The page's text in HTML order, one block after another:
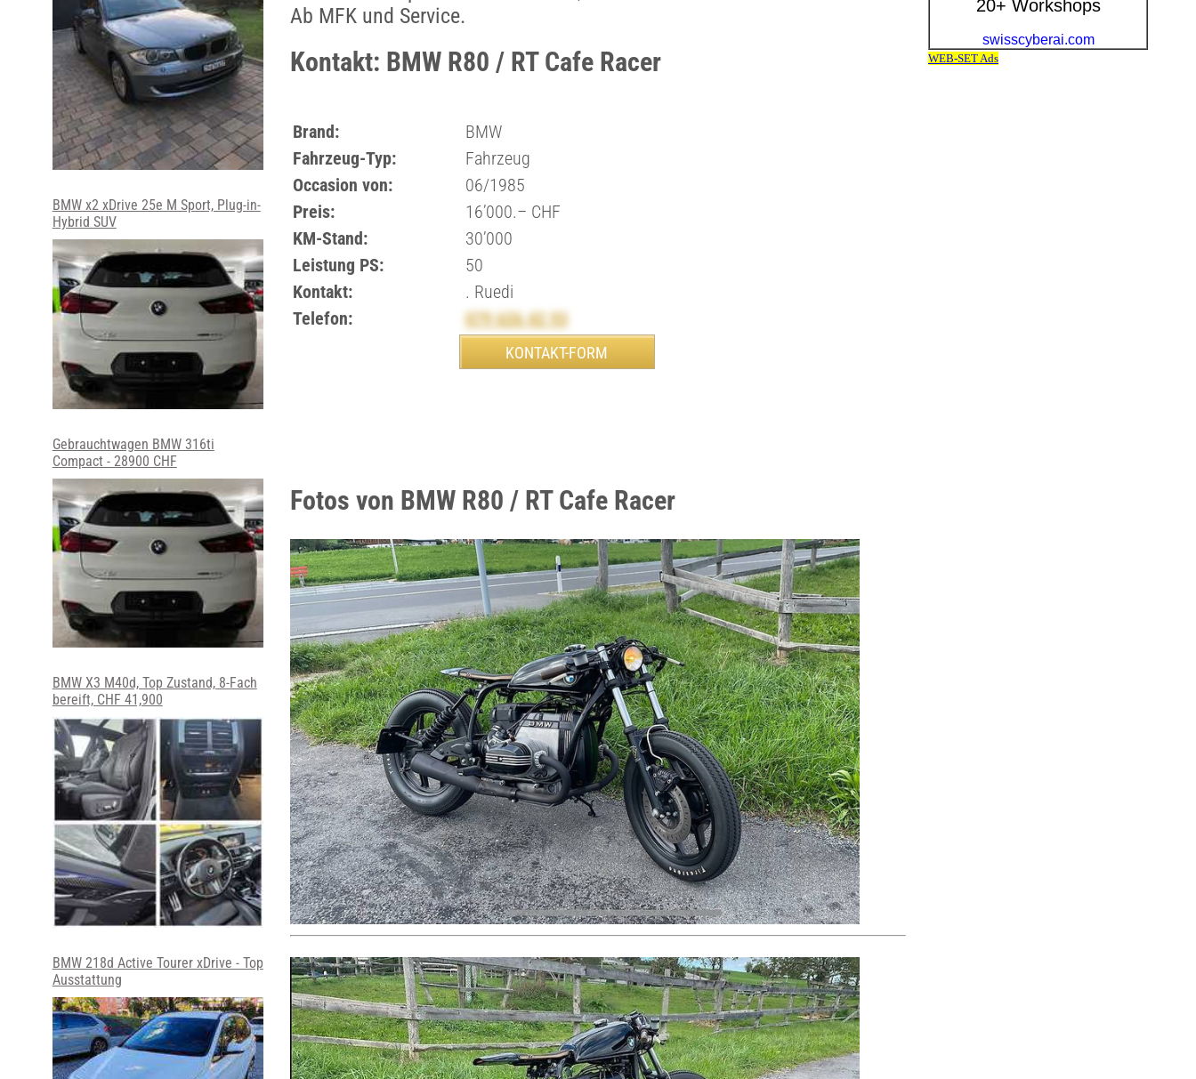
Ab MFK und Service.
Kontakt: BMW R80 / RT Cafe Racer
Brand:
BMW
Fahrzeug-Typ:
Fahrzeug
Occasion von:
06/1985
Preis:
16’000.– CHF
KM-Stand:
30’000
Leistung PS:
50
Kontakt:
. Ruedi
Telefon:
079 626 42 93
Fotos von BMW R80 / RT Cafe Racer
BMW x2 xDrive 25e M Sport, Plug-in-
Hybrid SUV
Gebrauchtwagen BMW 316ti
Compact - 28900 CHF
BMW X3 M40d, Top Zustand, 8-Fach
bereift, CHF 41,900
BMW 218d Active Tourer xDrive - Top
Ausstattung